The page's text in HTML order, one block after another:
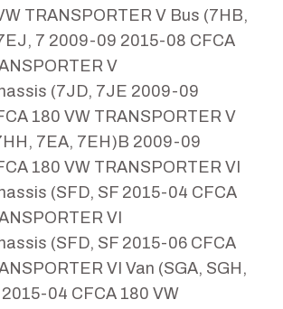
TRANSPORTER V Bus (7HB,
7 2009-09 2015-08 CFCA
V
(7JD, 7JE 2009-09
180 VW TRANSPORTER V
7EA, 7EH)B 2009-09
180 VW TRANSPORTER VI
(SFD, SF 2015-04 CFCA
VI
(SFD, SF 2015-06 CFCA
VI Van (SGA, SGH,
04 CFCA 180 VW